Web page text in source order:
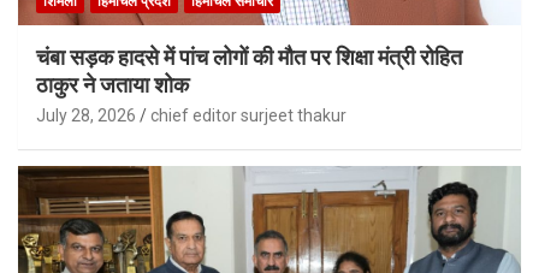
चंबा सड़क हादसे में पांच लोगों की मौत पर शिक्षा मंत्री रोहित
ठाकुर ने जताया शोक
July 28, 2026 chief editor surjeet thakur